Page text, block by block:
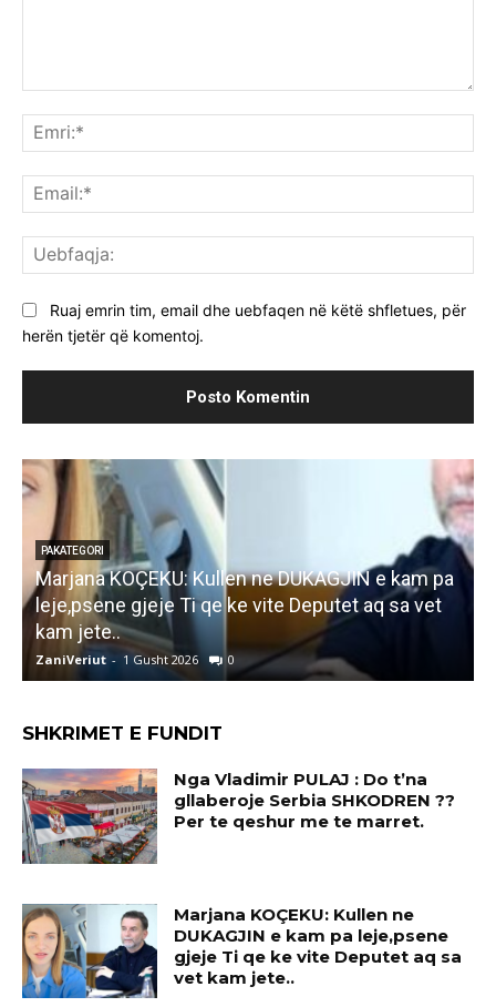
Ruaj emrin tim, email dhe uebfaqen në këtë shfletues, për
herën tjetër që komentoj.
PAKATEGORI
Marjana KOÇEKU: Kullen ne DUKAGJIN e kam pa
leje,psene gjeje Ti qe ke vite Deputet aq sa vet
kam jete..
ZaniVeriut - 1 Gusht 2026 0
SHKRIMET E FUNDIT
Nga Vladimir PULAJ : Do t’na
gllaberoje Serbia SHKODREN ??
Per te qeshur me te marret.
Marjana KOÇEKU: Kullen ne
DUKAGJIN e kam pa leje,psene
gjeje Ti qe ke vite Deputet aq sa
vet kam jete..